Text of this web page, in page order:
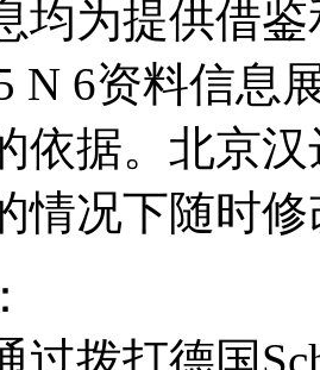
旋转执行器SS-040 美国
德国Schimpf
所展示的德国
德国Schimpf
均为提供借